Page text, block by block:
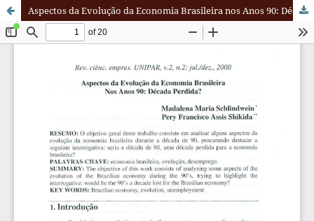
Aspectos da Evolução da Economia Brasileira nos Anos 90: Década Perdida?